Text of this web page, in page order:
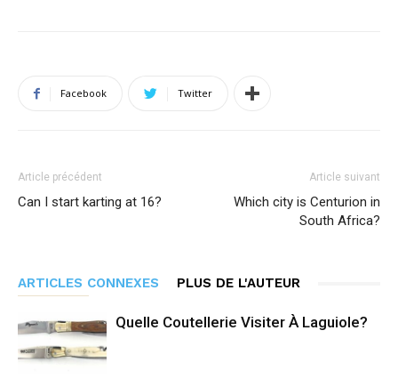
Facebook Twitter
Article précédent
Can I start karting at 16?
Article suivant
Which city is Centurion in
South Africa?
ARTICLES CONNEXES PLUS DE L'AUTEUR
Quelle Coutellerie Visiter À Laguiole?